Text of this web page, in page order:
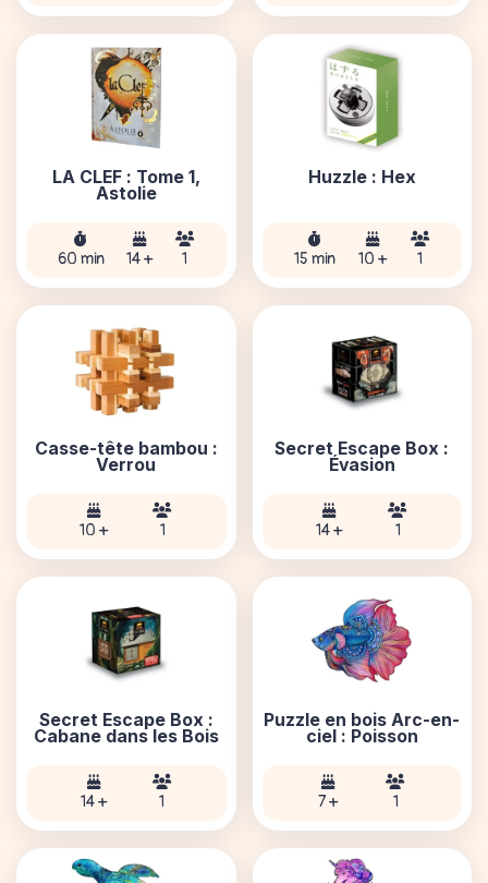
LA CLEF : Tome 1,
Astolie
60 min 14 + 1
Huzzle : Hex
15 min 10 + 1
Casse-tête bambou :
Verrou
10 + 1
Secret Escape Box :
Évasion
14 + 1
Secret Escape Box :
Cabane dans les Bois
14 + 1
Puzzle en bois Arc-en-
ciel : Poisson
7 + 1